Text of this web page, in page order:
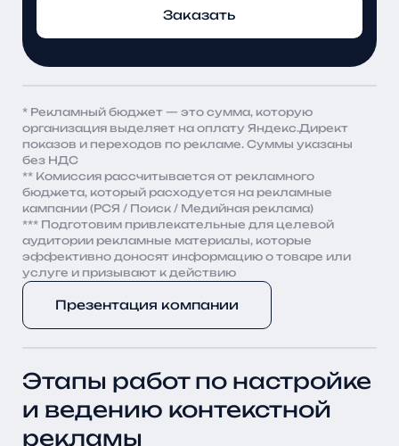
Заказать
Презентация компании
* Рекламный бюджет — это сумма, которую
организация выделяет на оплату Яндекс.Директ
показов и переходов по рекламе. Суммы указаны
без НДС
** Комиссия рассчитывается от рекламного
бюджета, который расходуется на рекламные
кампании (РСЯ / Поиск / Медийная реклама)
*** Подготовим привлекательные для целевой
аудитории рекламные материалы, которые
эффективно доносят информацию о товаре или
услуге и призывают к действию
Этапы работ по настройке
и ведению контекстной
рекламы